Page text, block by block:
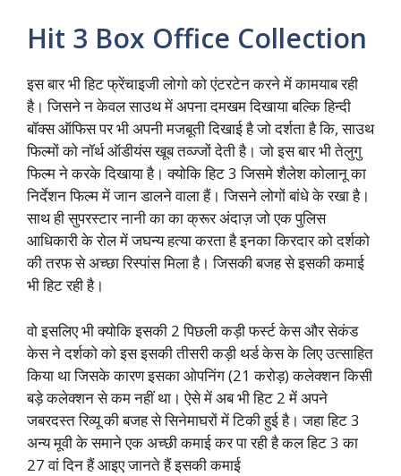
Hit 3 Box Office Collection
इस बार भी हिट फ्रेंचाइजी लोगो को एंटरटेन करने में कामयाब रही
है। जिसने न केवल साउथ में अपना दमखम दिखाया बल्कि हिन्दी
बॉक्स ऑफिस पर भी अपनी मजबूती दिखाई है जो दर्शता है कि, साउथ
फिल्मों को नॉर्थ ऑडीयंस खूब तव्ज्जों देती है। जो इस बार भी तेलुगु
फिल्म ने करके दिखाया है। क्योकि हिट 3 जिसमे शैलेश कोलानू का
निर्देशन फिल्म में जान डालने वाला हैं। जिसने लोगों बांधे के रखा है।
साथ ही सुपरस्टार नानी का का क्रूर अंदाज़ जो एक पुलिस
आधिकारी के रोल में जघन्य हत्या करता है इनका किरदार को दर्शको
की तरफ से अच्छा रिस्पांस मिला है। जिसकी बजह से इसकी कमाई
भी हिट रही है।
वो इसलिए भी क्योकि इसकी 2 पिछली कड़ी फर्स्ट केस और सेकंड
केस ने दर्शको को इस इसकी तीसरी कड़ी थर्ड केस के लिए उत्साहित
किया था जिसके कारण इसका ओपनिंग (21 करोड़) कलेक्शन किसी
बड़े कलेक्शन से कम नहीं था। ऐसे में अब भी हिट 2 में अपने
जबरदस्त रिव्यू की बजह से सिनेमाघरों में टिकी हुई है। जहा हिट 3
अन्य मूवी के समाने एक अच्छी कमाई कर पा रही है कल हिट 3 का
27 वां दिन हैं आइए जानते हैं इसकी कमाई